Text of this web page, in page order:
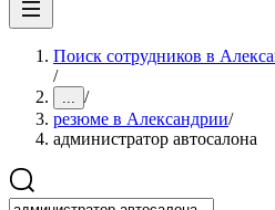
Поиск сотрудников в
/
... /
резюме в Александрии/
администратор автосалона